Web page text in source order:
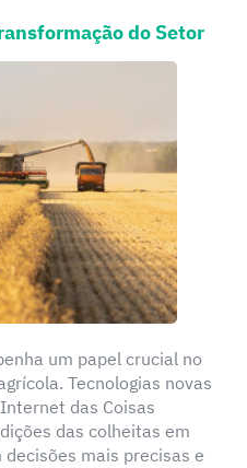
do Setor
um papel crucial no
Tecnologias novas
das Coisas
das colheitas em
mais precisas e